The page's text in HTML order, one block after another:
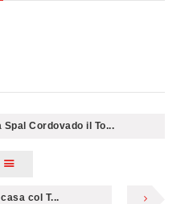
Spal Cordovado il To...
col T...